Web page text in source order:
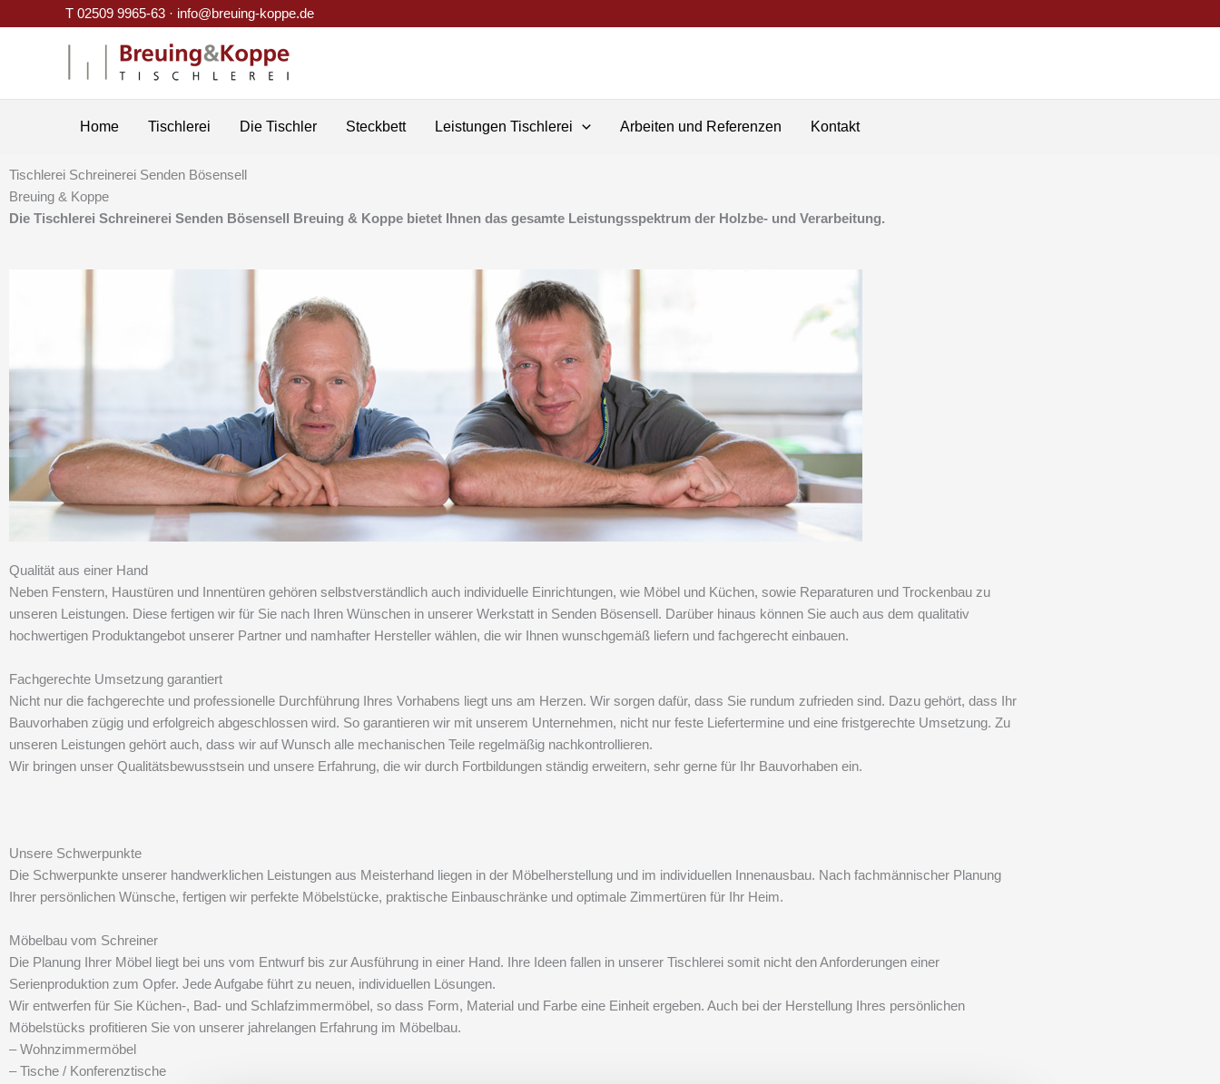
Inhalt
T 02509 9965-63 · info@breuing-koppe.de
Home Tischlerei Die Tischler Steckbett Leistungen Tischlerei Arbeiten und Referenzen Kontakt
Tischlerei Schreinerei Senden Bösensell
Breuing & Koppe
Die Tischlerei Schreinerei Senden Bösensell Breuing & Koppe bietet Ihnen das gesamte Leistungsspektrum der Holzbe- und Verarbeitung.
Qualität aus einer Hand
Neben Fenstern, Haustüren und Innentüren gehören selbstverständlich auch individuelle Einrichtungen, wie Möbel und Küchen, sowie Reparaturen und Trockenbau zu
unseren Leistungen. Diese fertigen wir für Sie nach Ihren Wünschen in unserer Werkstatt in Senden Bösensell. Darüber hinaus können Sie auch aus dem qualitativ
hochwertigen Produktangebot unserer Partner und namhafter Hersteller wählen, die wir Ihnen wunschgemäß liefern und fachgerecht einbauen.
Fachgerechte Umsetzung garantiert
Nicht nur die fachgerechte und professionelle Durchführung Ihres Vorhabens liegt uns am Herzen. Wir sorgen dafür, dass Sie rundum zufrieden sind. Dazu gehört, dass Ihr
Bauvorhaben zügig und erfolgreich abgeschlossen wird. So garantieren wir mit unserem Unternehmen, nicht nur feste Liefertermine und eine fristgerechte Umsetzung. Zu
unseren Leistungen gehört auch, dass wir auf Wunsch alle mechanischen Teile regelmäßig nachkontrollieren.
Wir bringen unser Qualitätsbewusstsein und unsere Erfahrung, die wir durch Fortbildungen ständig erweitern, sehr gerne für Ihr Bauvorhaben ein.
Unsere Schwerpunkte
Die Schwerpunkte unserer handwerklichen Leistungen aus Meisterhand liegen in der Möbelherstellung und im individuellen Innenausbau. Nach fachmännischer Planung
Ihrer persönlichen Wünsche, fertigen wir perfekte Möbelstücke, praktische Einbauschränke und optimale Zimmertüren für Ihr Heim.
Möbelbau vom Schreiner
Die Planung Ihrer Möbel liegt bei uns vom Entwurf bis zur Ausführung in einer Hand. Ihre Ideen fallen in unserer Tischlerei somit nicht den Anforderungen einer
Serienproduktion zum Opfer. Jede Aufgabe führt zu neuen, individuellen Lösungen.
Wir entwerfen für Sie Küchen-, Bad- und Schlafzimmermöbel, so dass Form, Material und Farbe eine Einheit ergeben. Auch bei der Herstellung Ihres persönlichen
Möbelstücks profitieren Sie von unserer jahrelangen Erfahrung im Möbelbau.
– Wohnzimmermöbel
– Tische / Konferenztische